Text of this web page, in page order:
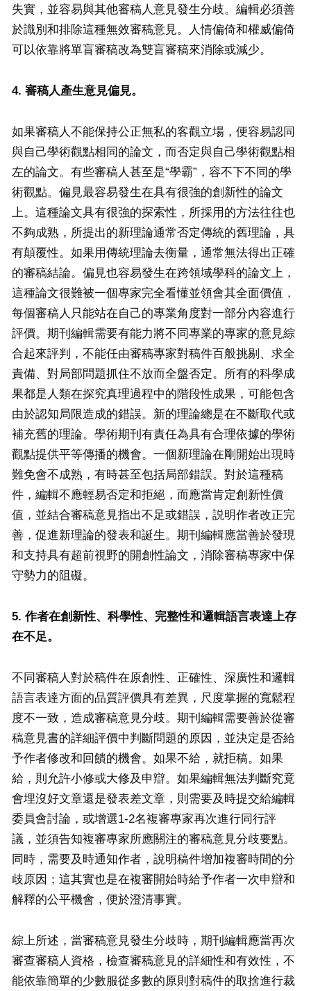
失實，並容易與其他審稿人意見發生分歧。編輯必須善
於識別和排除這種無效審稿意見。人情偏倚和權威偏倚
可以依靠將單盲審稿改為雙盲審稿來消除或減少。
4. 審稿人產生意見偏見。
如果審稿人不能保持公正無私的客觀立場，便容易認同
與自己學術觀點相同的論文，而否定與自己學術觀點相
左的論文。有些審稿人甚至是“學霸”，容不下不同的學
術觀點。偏見最容易發生在具有很強的創新性的論文
上。這種論文具有很強的探索性，所採用的方法往往也
不夠成熟，所提出的新理論通常否定傳統的舊理論，具
有顛覆性。如果用傳統理論去衡量，通常無法得出正確
的審稿結論。偏見也容易發生在跨領域學科的論文上，
這種論文很難被一個專家完全看懂並領會其全面價值，
每個審稿人只能站在自己的專業角度對一部分內容進行
評價。期刊編輯需要有能力將不同專業的專家的意見綜
合起來評判，不能任由審稿專家對稿件百般挑剔、求全
責備、對局部問題抓住不放而全盤否定。所有的科學成
果都是人類在探究真理過程中的階段性成果，可能包含
由於認知局限造成的錯誤。新的理論總是在不斷取代或
補充舊的理論。學術期刊有責任為具有合理依據的學術
觀點提供平等傳播的機會。一個新理論在剛開始出現時
難免會不成熟，有時甚至包括局部錯誤。對於這種稿
件，編輯不應輕易否定和拒絕，而應當肯定創新性價
值，並結合審稿意見指出不足或錯誤，説明作者改正完
善，促進新理論的發表和誕生。期刊編輯應當善於發現
和支持具有超前視野的開創性論文，消除審稿專家中保
守勢力的阻礙。
5. 作者在創新性、科學性、完整性和邏輯語言表達上存
在不足。
不同審稿人對於稿件在原創性、正確性、深廣性和邏輯
語言表達方面的品質評價具有差異，尺度掌握的寬鬆程
度不一致，造成審稿意見分歧。期刊編輯需要善於從審
稿意見書的詳細評價中判斷問題的原因，並決定是否給
予作者修改和回饋的機會。如果不給，就拒稿。如果
給，則允許小修或大修及申辯。如果編輯無法判斷究竟
會埋沒好文章還是發表差文章，則需要及時提交給編輯
委員會討論，或增選1-2名複審專家再次進行同行評
議，並須告知複審專家所應關注的審稿意見分歧要點。
同時，需要及時通知作者，說明稿件增加複審時間的分
歧原因；這其實也是在複審開始時給予作者一次申辯和
解釋的公平機會，便於澄清事實。
綜上所述，當審稿意見發生分歧時，期刊編輯應當再次
審查審稿人資格，檢查審稿意見的詳細性和有效性，不
能依靠簡單的少數服從多數的原則對稿件的取捨進行裁